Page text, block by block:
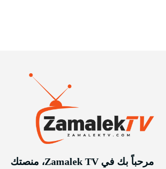
مرحباً بك في Zamalek TV، منصتك